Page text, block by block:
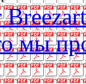
мы